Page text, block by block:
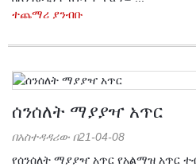
ተጨማሪ ያንብቡ
ሰንሰለት ማያያዣ አጥር
በአስተዳዳሪው በ21-04-08
የሰንሰለት ማያያዣ አጥር የአልማዝ አጥር